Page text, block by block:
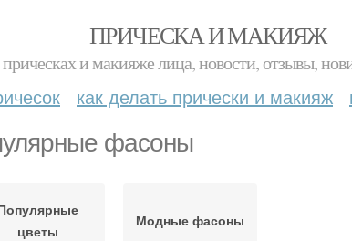
ПРИЧЕСКА И МАКИЯЖ
и макияже лица, новости, отзывы,
как делать прически и макияж
фасоны
цветы
Модные фасоны